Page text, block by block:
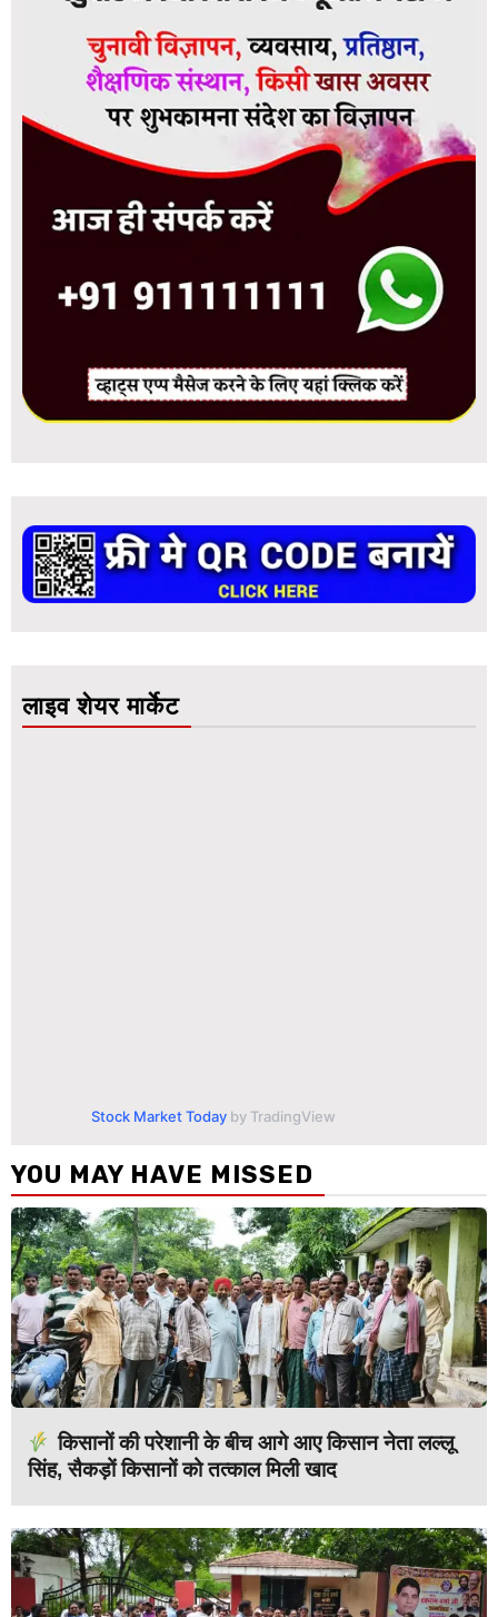
लाइव शेयर मार्केट
Stock Market Today by TradingView
YOU MAY HAVE MISSED
किसानों की परेशानी के बीच आगे आए किसान नेता लल्लू
सिंह, सैकड़ों किसानों को तत्काल मिली खाद